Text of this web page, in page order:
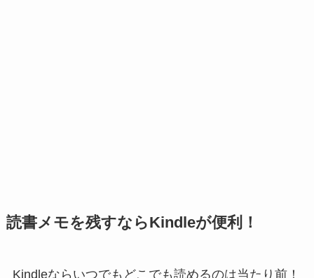
読書メモを残すならKindleが便利！
Kindleならいつでもどこでも読めるのは当たり前！